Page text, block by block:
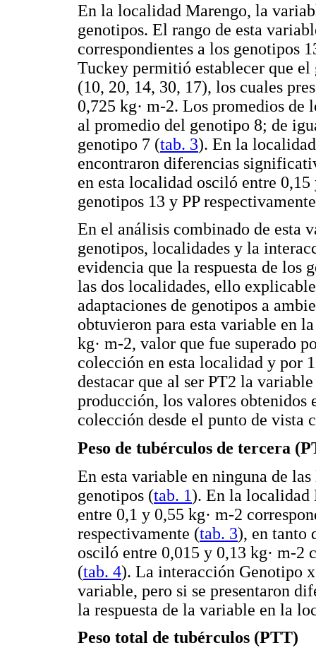
En la localidad Marengo, la
genotipos. El rango de esta
correspondientes a los genotipos
Tuckey permitió establecer que
(10, 20, 14, 30, 17), los cuales
0,725 kg· m-2. Los promedios de
al promedio del genotipo 8; de
genotipo 7 (tab. 3). En la
encontraron diferencias
en esta localidad osciló entre
genotipos 13 y PP
En el análisis combinado de esta
genotipos, localidades y la
evidencia que la respuesta de los
las dos localidades, ello
adaptaciones de genotipos a
obtuvieron para esta variable en
kg· m-2, valor que fue superado
colección en esta localidad y por
destacar que al ser PT2 la
producción, los valores obtenidos
colección desde el punto de vista
Peso de tubérculos de tercera
En esta variable en ninguna de
genotipos (tab. 1). En la localidad
entre 0,1 y 0,55 kg· m-2
respectivamente (tab. 3), en tanto
osciló entre 0,015 y 0,13 kg· m-2
(tab. 4). La interacción Genotipo
variable, pero si se presentaron
la respuesta de la variable en la
Peso total de tubérculos (PTT)